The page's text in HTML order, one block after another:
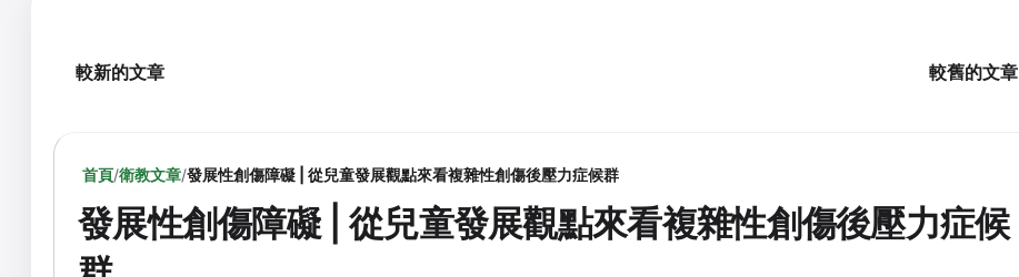
較新的文章 較舊的文章
首頁/衛教文章/發展性創傷障礙 | 從兒童發展觀點來看複雜性創傷後壓力症候群
發展性創傷障礙 | 從兒童發展觀點來看複雜性創傷後壓力症候